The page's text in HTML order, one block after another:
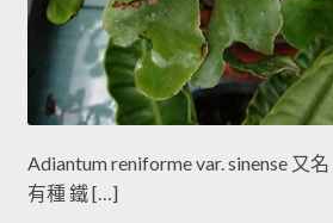
Adiantum reniforme var. sinense 又
有種 鐵 […]